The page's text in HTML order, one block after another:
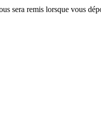
sera remis lorsque vous